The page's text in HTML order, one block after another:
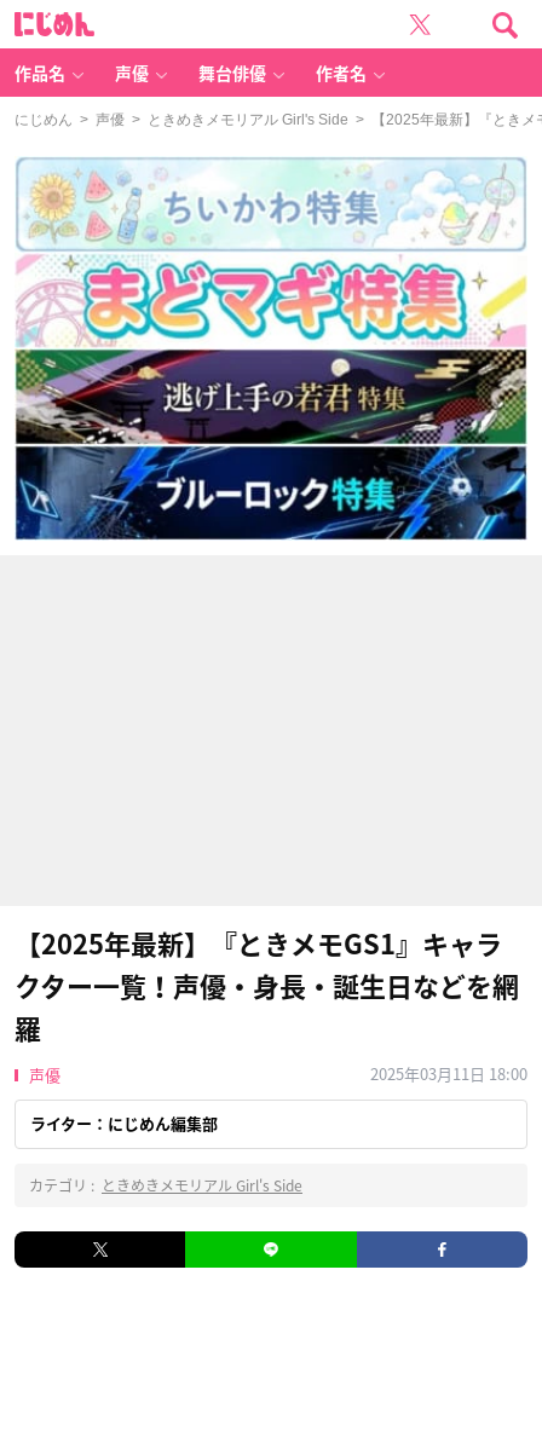
作品名 声優 舞台俳優 作者名
にじめん > 声優 > ときめきメモリアル Girl's Side > 【2025年最新】『ときメ
【2025年最新】『ときメモGS1』キャラ
クター一覧！声優・身長・誕生日などを網
羅
声優 2025年03月11日 18:00
ライター：にじめん編集部
カテゴリ : ときめきメモリアル Girl's Side